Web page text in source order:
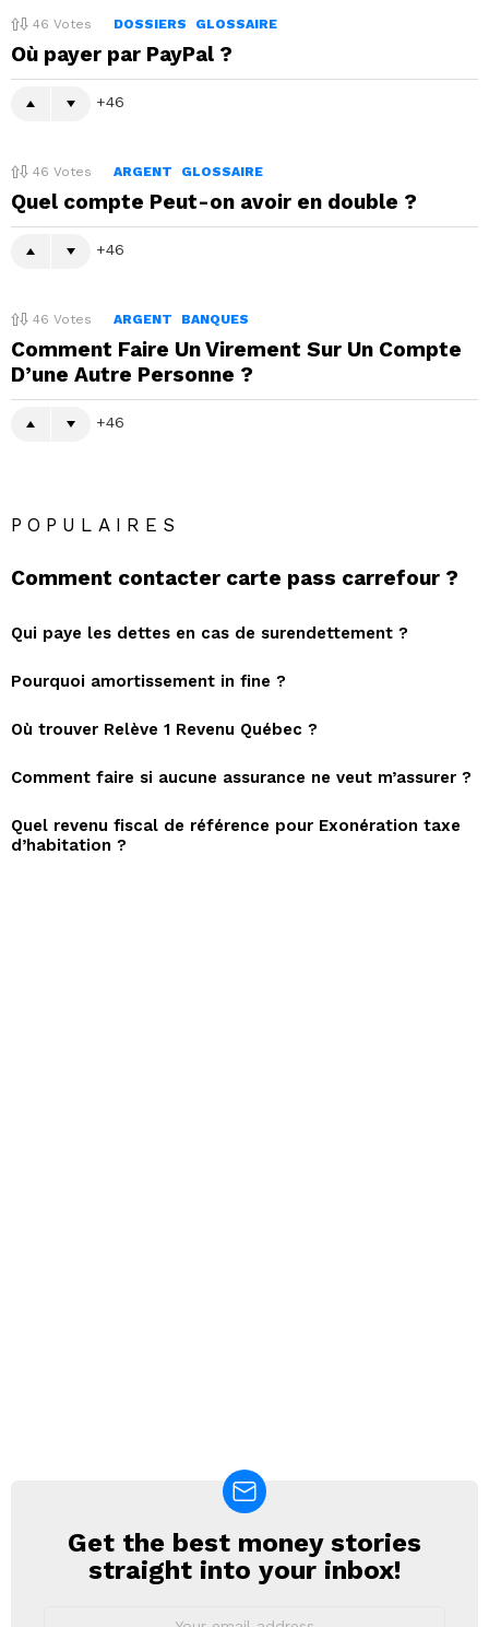
46 Votes DOSSIERS GLOSSAIRE
Où payer par PayPal ?
46
46 Votes ARGENT GLOSSAIRE
Quel compte Peut-on avoir en double ?
46
46 Votes ARGENT BANQUES
Comment Faire Un Virement Sur Un Compte
D’une Autre Personne ?
46
POPULAIRES
Comment contacter carte pass carrefour ?
Qui paye les dettes en cas de surendettement ?
Pourquoi amortissement in fine ?
Où trouver Relève 1 Revenu Québec ?
Comment faire si aucune assurance ne veut m’assurer ?
Quel revenu fiscal de référence pour Exonération taxe
d’habitation ?
NEWSLETTER
Get the best money stories
straight into your inbox!